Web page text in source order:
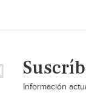
Información